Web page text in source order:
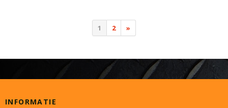
1 2 »
INFORMATIE